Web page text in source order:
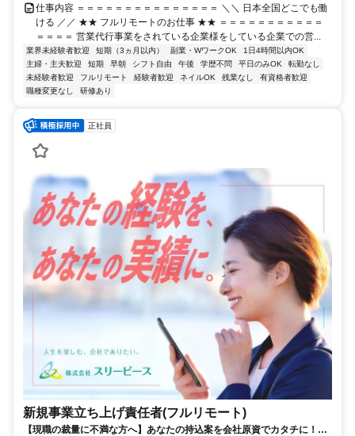
仕事内容 ＝＝＝＝＝＝＝＝＝＝＝＝＝＝＝ ＼＼ 日本全国どこでも働
ける ／／ ★★ フルリモートのお仕事 ★★ ＝＝＝＝＝＝＝＝＝＝＝
＝＝＝＝ 営業代行事業をされている企業様をしている企業での営...
業界未経験者歓迎 短期（3ヵ月以内） 副業・WワークOK
1日4時間以内OK
主婦・主夫歓迎
短期 早朝 シフト自由 午後 学歴不問 平日のみOK
転勤なし
未経験者歓迎
フルリモート 経験者歓迎 ネイルOK 残業なし
有資格者歓迎
職種変更なし
研修あり
正社員
新規事業立ち上げ責任者(フルリモート)
【現職の裁量に不満な方へ】あなたの持込案を会社原資でカタチに！最